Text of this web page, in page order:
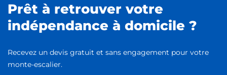
Prêt à retrouver votre
indépendance à domicile ?
Recevez un devis gratuit et sans engagement pour votre
monte-escalier.